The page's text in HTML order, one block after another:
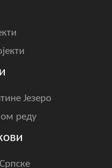
Језеро
реду